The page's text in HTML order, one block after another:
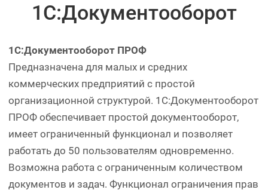
1С:Документооборот
1С:Документооборот ПРОФ
Предназначена для малых и средних
коммерческих предприятий с простой
организационной структурой. 1С:Документооборот
ПРОФ обеспечивает простой документооборот,
имеет ограниченный функционал и позволяет
работать до 50 пользователям одновременно.
Возможна работа с ограниченным количеством
документов и задач. Функционал ограничения прав